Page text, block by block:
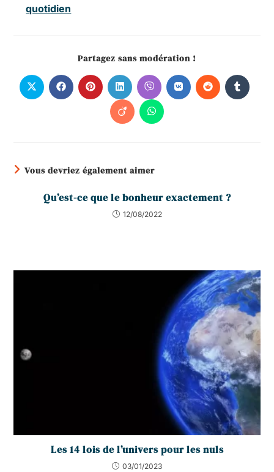
quotidien
Partagez sans modération !
Vous devriez également aimer
Qu’est-ce que le bonheur exactement ?
12/08/2022
Les 14 lois de l’univers pour les nuls
03/01/2023